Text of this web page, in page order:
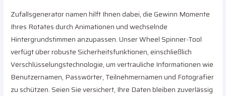
Zufallsgenerator namen hilft Ihnen dabei, die Gewinn Momente
Ihres Rotates durch Animationen und wechselnde
Hintergrundstimmen anzupassen. Unser Wheel Spinner-Tool
verfügt über robuste Sicherheitsfunktionen, einschließlich
Verschlüsselungstechnologie, um vertrauliche Informationen wie
Benutzernamen, Passwörter, Teilnehmernamen und Fotografier
zu schützen. Seien Sie versichert, Ihre Daten bleiben zuverlässig